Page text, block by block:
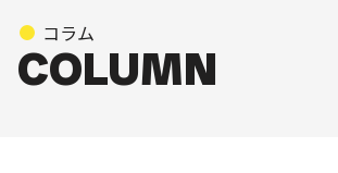
コラム